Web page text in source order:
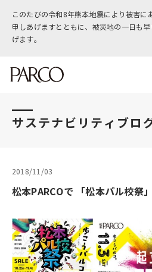
このたびの令和8年熊本地震により被害に
申しあげますとともに、被災地の一日も
げます。
サステナビリティブロ
2018/11/03
松本PARCOで 「松本パル校祭